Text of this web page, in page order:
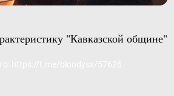
"Кавказской общине"